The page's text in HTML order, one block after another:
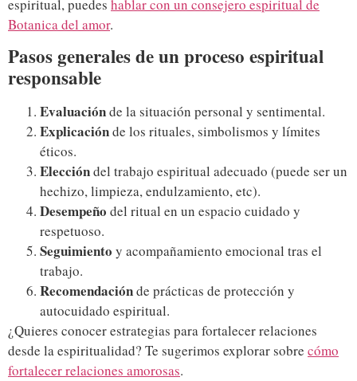
espiritual, puedes hablar con un consejero espiritual de
Botanica del amor.
Pasos generales de un proceso espiritual
responsable
Evaluaciónde la situación personal y sentimental.
Explicaciónde los rituales, simbolismos y límites
éticos.
Eleccióndel trabajo espiritual adecuado (puede ser un
hechizo, limpieza, endulzamiento, etc).
Desempeño del ritual en un espacio cuidado y
respetuoso.
Seguimiento y acompañamiento emocional tras el
trabajo.
Recomendaciónde prácticas de protección y
autocuidado espiritual.
¿Quieres conocer estrategias para fortalecer relaciones
desde la espiritualidad? Te sugerimos explorar sobre cómo
fortalecer relaciones amorosas.